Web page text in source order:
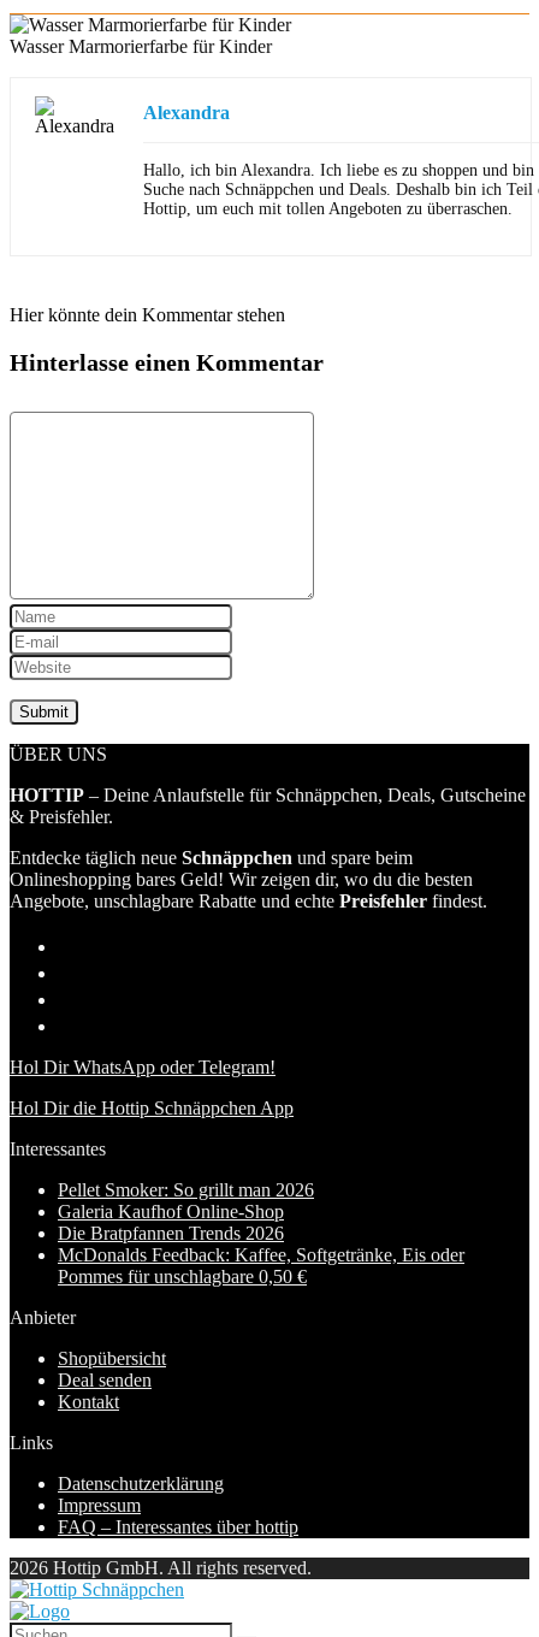
Wasser Marmorierfarbe für Kinder
Alexandra
Hallo, ich bin Alexandra. Ich liebe es zu shoppen und
Suche nach Schnäppchen und Deals. Deshalb bin ich Teil
Hottip, um euch mit tollen Angeboten zu überraschen.
Hier könnte dein Kommentar stehen
Hinterlasse einen Kommentar
ÜBER UNS
HOTTIP – Deine Anlaufstelle für Schnäppchen, Deals, Gutscheine
& Preisfehler.
Entdecke täglich neue Schnäppchen und spare beim
Onlineshopping bares Geld! Wir zeigen dir, wo du die besten
Angebote, unschlagbare Rabatte und echte Preisfehler findest.
Hol Dir WhatsApp oder Telegram!
Hol Dir die Hottip Schnäppchen App
Interessantes
Pellet Smoker: So grillt man 2026
Galeria Kaufhof Online-Shop
Die Bratpfannen Trends 2026
McDonalds Feedback: Kaffee, Softgetränke, Eis oder
Pommes für unschlagbare 0,50 €
Anbieter
Shopübersicht
Deal senden
Kontakt
Links
Datenschutzerklärung
Impressum
FAQ – Interessantes über hottip
2026 Hottip GmbH. All rights reserved.